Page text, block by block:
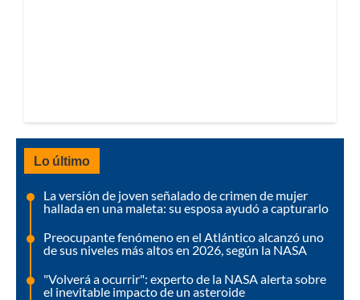
Lo último
La versión de joven señalado de crimen de mujer
hallada en una maleta: su esposa ayudó a capturarlo
Preocupante fenómeno en el Atlántico alcanzó uno
de sus niveles más altos en 2026, según la NASA
"Volverá a ocurrir": experto de la NASA alerta sobre
el inevitable impacto de un asteroide